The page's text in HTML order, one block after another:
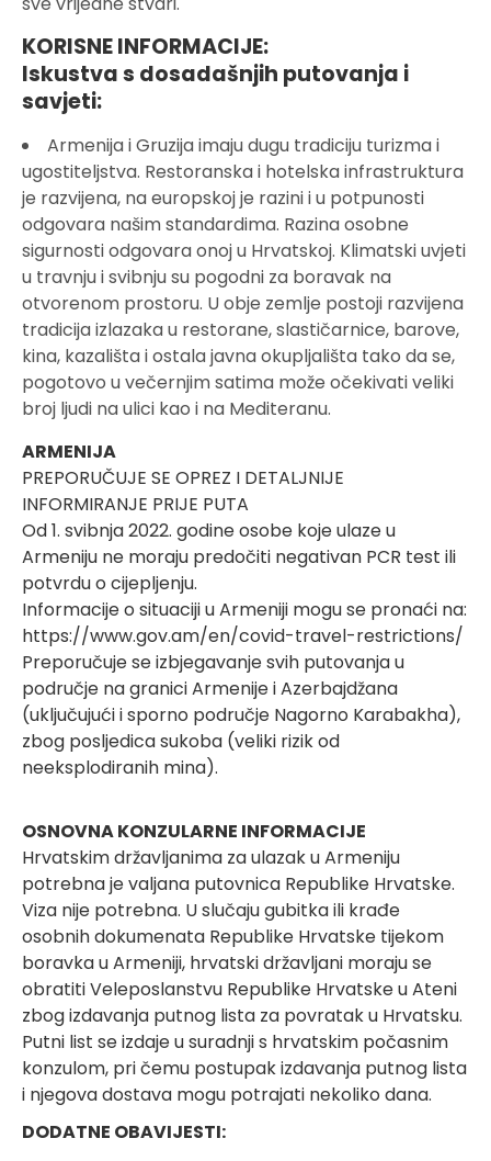
KORISNE INFORMACIJE:
Iskustva s dosadašnjih putovanja i
savjeti:
Armenija i Gruzija imaju dugu tradiciju turizma i
ugostiteljstva. Restoranska i hotelska infrastruktura
je razvijena, na europskoj je razini i u potpunosti
odgovara našim standardima. Razina osobne
sigurnosti odgovara onoj u Hrvatskoj. Klimatski uvjeti
u travnju i svibnju su pogodni za boravak na
otvorenom prostoru. U obje zemlje postoji razvijena
tradicija izlazaka u restorane, slastičarnice, barove,
kina, kazališta i ostala javna okupljališta tako da se,
pogotovo u večernjim satima može očekivati veliki
broj ljudi na ulici kao i na Mediteranu.
ARMENIJA
PREPORUČUJE SE OPREZ I DETALJNIJE
INFORMIRANJE PRIJE PUTA
Od 1. svibnja 2022. godine osobe koje ulaze u
Armeniju ne moraju predočiti negativan PCR test ili
potvrdu o cijepljenju.
Informacije o situaciji u Armeniji mogu se pronaći na:
https://www.gov.am/en/covid-travel-restrictions/
Preporučuje se izbjegavanje svih putovanja u
područje na granici Armenije i Azerbajdžana
(uključujući i sporno područje Nagorno Karabakha),
zbog posljedica sukoba (veliki rizik od
neeksplodiranih mina).
OSNOVNA KONZULARNE INFORMACIJE
Hrvatskim državljanima za ulazak u Armeniju
potrebna je valjana putovnica Republike Hrvatske.
Viza nije potrebna. U slučaju gubitka ili krađe
osobnih dokumenata Republike Hrvatske tijekom
boravka u Armeniji, hrvatski državljani moraju se
obratiti Veleposlanstvu Republike Hrvatske u Ateni
zbog izdavanja putnog lista za povratak u Hrvatsku.
Putni list se izdaje u suradnji s hrvatskim počasnim
konzulom, pri čemu postupak izdavanja putnog lista
i njegova dostava mogu potrajati nekoliko dana.
DODATNE OBAVIJESTI: